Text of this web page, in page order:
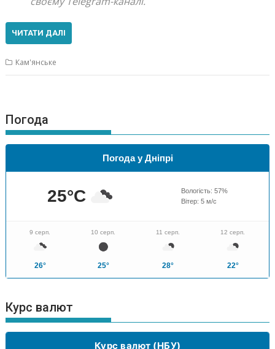
ЧИТАТИ ДАЛІ
Кам'янське
Погода
Погода у Дніпрі
25°C Вологість: 57%
Вітер: 5м/с
9 серп.
26°
10 серп.
25°
11 серп.
28°
12 серп.
22°
Курс валют
Курс валют (НБУ)